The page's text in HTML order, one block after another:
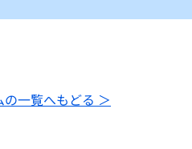
一覧へもどる ＞